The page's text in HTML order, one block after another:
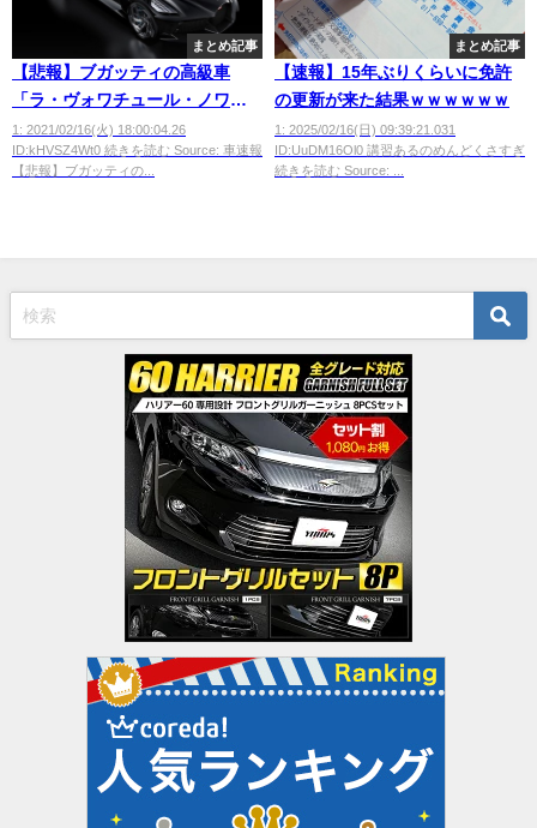
まとめ記事
【悲報】ブガッティの高級車
「ラ・ヴォワチュール・ノワー
ル」お値段14億円ｗｗｗ
1: 2021/02/16(火) 18:00:04.26
ID:kHVSZ4Wt0 続きを読む Source: 車速報
【悲報】ブガッティの...
まとめ記事
【速報】15年ぶりくらいに免許
の更新が来た結果ｗｗｗｗｗｗ
1: 2025/02/16(日) 09:39:21.031
ID:UuDM16Ol0 講習あるのめんどくさすぎ
続きを読む Source: ...